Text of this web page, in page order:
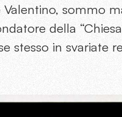
sommo
della
stesso in svariate